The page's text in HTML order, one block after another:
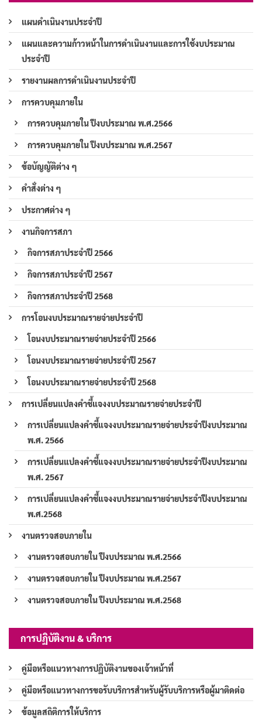
แผนดำเนินงานประจำปี
แผนและความก้าวหน้าในการดำเนินงานและการใช้งบประมาณ
ประจำปี
รายงานผลการดำเนินงานประจำปี
การควบคุมภายใน
การควบคุมภายใน ปีงบประมาณ พ.ศ.2566
การควบคุมภายใน ปีงบประมาณ พ.ศ.2567
ข้อบัญญัติต่าง ๆ
คำสั่งต่าง ๆ
ประกาศต่าง ๆ
งานกิจการสภา
กิจการสภาประจำปี 2566
กิจการสภาประจำปี 2567
กิจการสภาประจำปี 2568
การโอนงบประมาณรายจ่ายประจำปี
โอนงบประมาณรายจ่ายประจำปี 2566
โอนงบประมาณรายจ่ายประจำปี 2567
โอนงบประมาณรายจ่ายประจำปี 2568
การเปลี่ยนแปลงคำชี้แจงงบประมาณรายจ่ายประจำปี
การเปลี่ยนแปลงคำชี้แจงงบประมาณรายจ่ายประจำปีงบประมาณ
พ.ศ. 2566
การเปลี่ยนแปลงคำชี้แจงงบประมาณรายจ่ายประจำปีงบประมาณ
พ.ศ. 2567
การเปลี่ยนแปลงคำชี้แจงงบประมาณรายจ่ายประจำปีงบประมาณ
พ.ศ.2568
งานตรวจสอบภายใน
งานตรวจสอบภายใน ปีงบประมาณ พ.ศ.2566
งานตรวจสอบภายใน ปีงบประมาณ พ.ศ.2567
งานตรวจสอบภายใน ปีงบประมาณ พ.ศ.2568
การปฏิบัติงาน & บริการ
คู่มือหรือแนวทางการปฏิบัติงานของเจ้าหน้าที่
คู่มือหรือแนวทางการขอรับบริการสำหรับผู้รับบริการหรือผู้มาติดต่อ
ข้อมูลสถิติการให้บริการ